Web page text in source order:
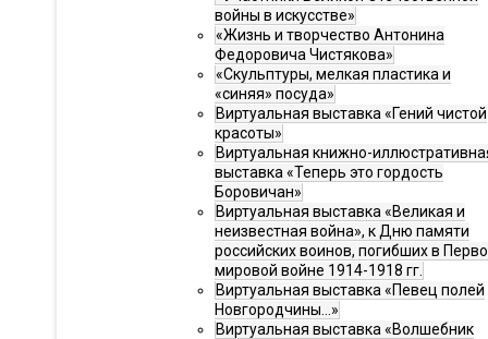
войны в искусстве»
«Жизнь и творчество Антонина
Федоровича Чистякова»
«Скульптуры, мелкая пластика и
«синяя» посуда»
Виртуальная выставка «Гений чистой
красоты»
Виртуальная книжно-
выставка «Теперь это гордость
Боровичан»
Виртуальная выставка «Великая и
неизвестная война», к Дню памяти
российских воинов, погибших в
мировой войне 1914-1918 гг.
Виртуальная выставка «Певец полей
Новгородчины…»
Виртуальная выставка «Волшебник